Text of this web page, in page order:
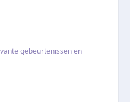
gebeurtenissen en